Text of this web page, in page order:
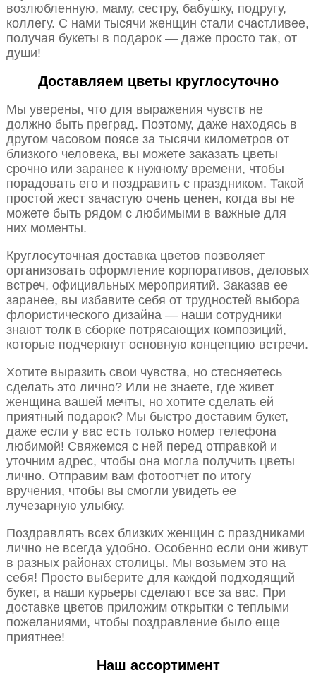
возлюбленную, маму, сестру, бабушку, подругу,
коллегу. С нами тысячи женщин стали счастливее,
получая букеты в подарок — даже просто так, от
души!
Доставляем цветы круглосуточно
Мы уверены, что для выражения чувств не
должно быть преград. Поэтому, даже находясь в
другом часовом поясе за тысячи километров от
близкого человека, вы можете заказать цветы
срочно или заранее к нужному времени, чтобы
порадовать его и поздравить с праздником. Такой
простой жест зачастую очень ценен, когда вы не
можете быть рядом с любимыми в важные для
них моменты.
Круглосуточная доставка цветов позволяет
организовать оформление корпоративов, деловых
встреч, официальных мероприятий. Заказав ее
заранее, вы избавите себя от трудностей выбора
флористического дизайна — наши сотрудники
знают толк в сборке потрясающих композиций,
которые подчеркнут основную концепцию встречи.
Хотите выразить свои чувства, но стесняетесь
сделать это лично? Или не знаете, где живет
женщина вашей мечты, но хотите сделать ей
приятный подарок? Мы быстро доставим букет,
даже если у вас есть только номер телефона
любимой! Свяжемся с ней перед отправкой и
уточним адрес, чтобы она могла получить цветы
лично. Отправим вам фотоотчет по итогу
вручения, чтобы вы смогли увидеть ее
лучезарную улыбку.
Поздравлять всех близких женщин с праздниками
лично не всегда удобно. Особенно если они живут
в разных районах столицы. Мы возьмем это на
себя! Просто выберите для каждой подходящий
букет, а наши курьеры сделают все за вас. При
доставке цветов приложим открытки с теплыми
пожеланиями, чтобы поздравление было еще
приятнее!
Наш ассортимент